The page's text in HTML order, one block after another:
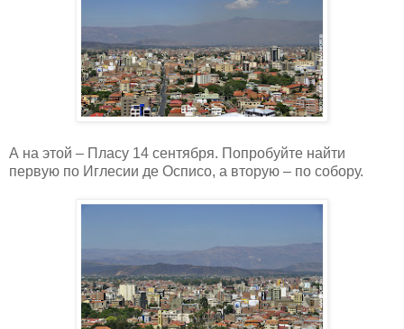
А на этой – Пласу 14 сентября. Попробуйте найти
первую по Иглесии де Осписо, а вторую – по собору.